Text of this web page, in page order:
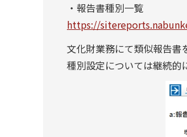
・報告書種別一覧
https://
文化財業務にて類似報告書
種別設定については継続的